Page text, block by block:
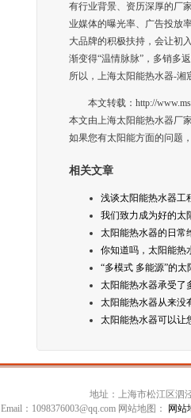
有行业背景、资历深厚的厂
业媒体的曝光率、广告投放
大品牌的积极扶持，会让初
渐变得“温情脉脉”，多销多
所以，上海太阳能热水器-
本文转载：http://
本文由上海太阳能热水器厂
如果您有太阳能方面的问题
相关文章
浅谈太阳能热水器工
我们致力成为好的太
太阳能热水器的日常
你知道吗，太阳能热
“多模式 多能源”的
太阳能热水器承受了
太阳能热水器从来没
太阳能热水器可以让
地址：上海市松江区泗泾
Email：1098376003@qq.com 网站地图：
网站